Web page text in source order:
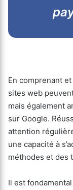
En comprenant
sites web
mais également
sur Google.
attention
une capacité à
méthodes et des
Il est